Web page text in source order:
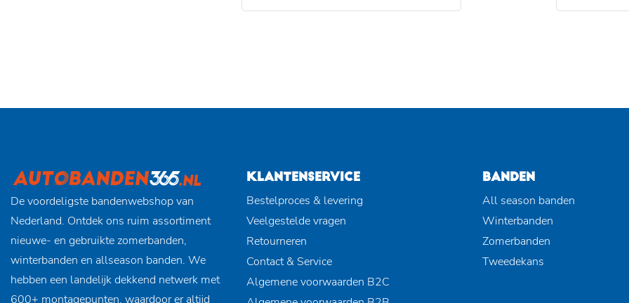
De voordeligste bandenwebshop van
Nederland. Ontdek ons ruim assortiment
nieuwe- en gebruikte zomerbanden,
winterbanden en allseason banden. We
hebben een landelijk dekkend netwerk met
600+ montagepunten, waardoor er altijd
KLANTENSERVICE
Bestelproces & levering
Veelgestelde vragen
Retourneren
Contact & Service
Algemene voorwaarden B2C
BANDEN
All season banden
Winterbanden
Zomerbanden
Tweedekans